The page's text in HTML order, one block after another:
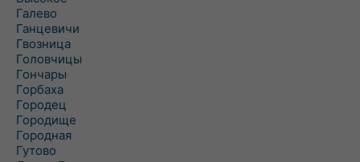
Галево
Ганцевичи
Гвозница
Головчицы
Гончары
Горбаха
Городец
Городище
Городная
Гутово